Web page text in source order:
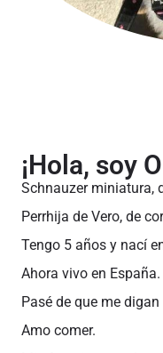
¡Hola, soy
Schnauzer miniatura,
Perrhija de Vero, de
Tengo 5 años y nací
Ahora vivo en España.
Pasé de que me digan
Amo comer.